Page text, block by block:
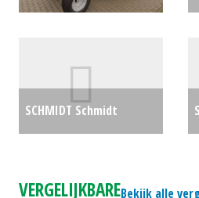
SCHMIDT Schmidt
Bekijk alle
VERGELIJKBARE